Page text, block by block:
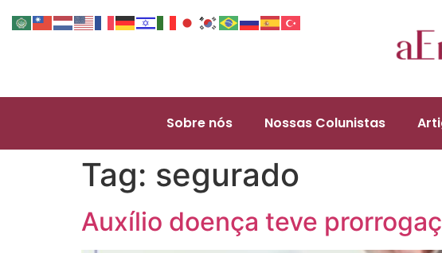
Sobre nós Nossas Colunistas
Tag: segurado
Auxílio doença teve